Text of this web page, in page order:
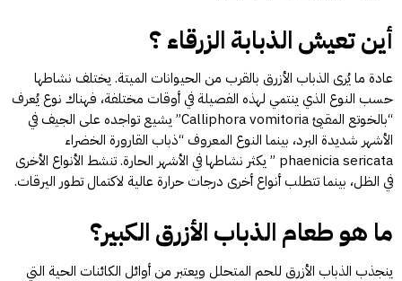
أين تعيش الذبابة الزرقاء ؟
عادة ما يُرى الذباب الأزرق بالقرب من الحيوانات الميتة. يختلف نشاطها
حسب النوع الذي ينتمي لهذه الفصيلة في أوقات مختلفة، فهناك نوع يُعرف
“بالخوتع المقيئ Calliphora vomitoria” يشيع تواجده على الجيف في
الأشهر شديدة البرد، بينما النوع المعروف “ذباب القارورة الخضراء
phaenicia sericata ” يكثر نشاطها في الأشهر الحارة. تنشط الأنواع الأخرى
في الظل، بينما تتطلب أنواع أخرى درجات حرارة عالية لاكتمال تطور اليرقات.
ما هو طعام الذباب الأزرق الكبير؟
ينجذب الذباب الأزرق للحم المتحلل ويعتبر من أوائل الكائنات الحية التي